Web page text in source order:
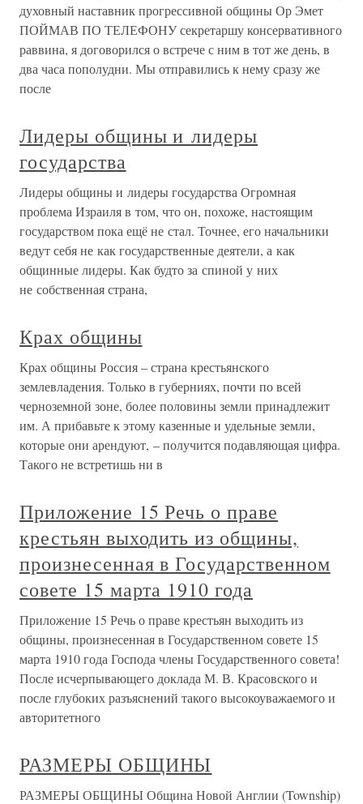
духовный наставник прогрессивной общины Ор Эмет
ПОЙМАВ ПО ТЕЛЕФОНУ секретаршу консервативного
раввина, я договорился о встрече с ним в тот же день, в
два часа пополудни. Мы отправились к нему сразу же
после
Лидеры общины и лидеры
государства
Лидеры общины и лидеры государства Огромная
проблема Израиля в том, что он, похоже, настоящим
государством пока ещё не стал. Точнее, его начальники
ведут себя не как государственные деятели, а как
общинные лидеры. Как будто за спиной у них
не собственная страна,
Крах общины
Крах общины Россия – страна крестьянского
землевладения. Только в губерниях, почти по всей
черноземной зоне, более половины земли принадлежит
им. А прибавьте к этому казенные и удельные земли,
которые они арендуют, – получится подавляющая цифра.
Такого не встретишь ни в
Приложение 15 Речь о праве
крестьян выходить из общины,
произнесенная в Государственном
совете 15 марта 1910 года
Приложение 15 Речь о праве крестьян выходить из
общины, произнесенная в Государственном совете 15
марта 1910 года Господа члены Государственного совета!
После исчерпывающего доклада М. В. Красовского и
после глубоких разъяснений такого высокоуважаемого и
авторитетного
РАЗМЕРЫ ОБЩИНЫ
РАЗМЕРЫ ОБЩИНЫ Община Новой Англии (Township)